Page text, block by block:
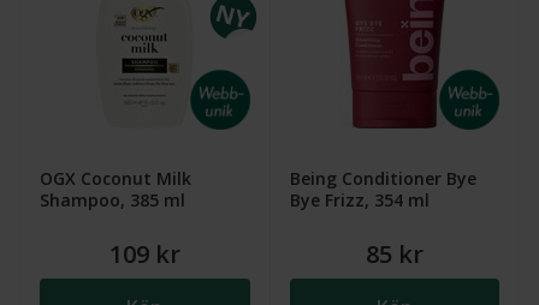
OGX Coconut Milk
Shampoo, 385 ml
109 kr
Being Conditioner Bye
Bye Frizz, 354 ml
85 kr